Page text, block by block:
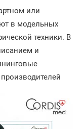
или
в модельных
техники. В
и